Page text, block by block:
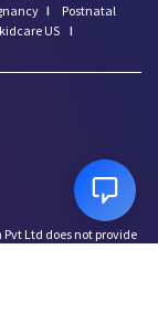
I
Postnatal
US I
Ltd does not provide